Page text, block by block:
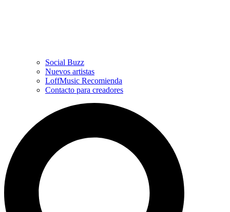
Social Buzz
Nuevos artistas
LoffMusic Recomienda
Contacto para creadores